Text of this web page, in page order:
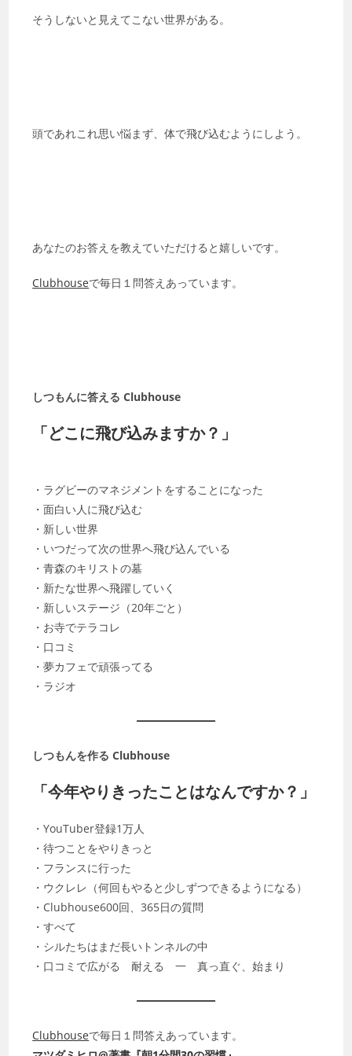
そうしないと見えてこない世界がある。
頭であれこれ思い悩まず、体で飛び込むようにしよう。
あなたのお答えを教えていただけると嬉しいです。
Clubhouseで毎日１問答えあっています。
しつもんに答える Clubhouse
「どこに飛び込みますか？」
・ラグビーのマネジメントをすることになった
・面白い人に飛び込む
・新しい世界
・いつだって次の世界へ飛び込んでいる
・青森のキリストの墓
・新たな世界へ飛躍していく
・新しいステージ（20年ごと）
・お寺でテラコレ
・口コミ
・夢カフェで頑張ってる
・ラジオ
しつもんを作る Clubhouse
「今年やりきったことはなんですか？」
・YouTuber登録1万人
・待つことをやりきっと
・フランスに行った
・ウクレレ（何回もやると少しずつできるようになる）
・Clubhouse600回、365日の質問
・すべて
・シルたちはまだ長いトンネルの中
・口コミで広がる 耐える 一 真っ直ぐ、始まり
Clubhouseで毎日１問答えあっています。